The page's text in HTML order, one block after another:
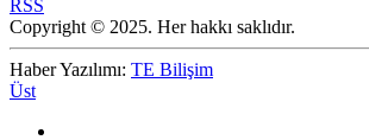
RSS
Copyright © 2025. Her hakkı saklıdır.
Haber Yazılımı: TE Bilişim
Üst